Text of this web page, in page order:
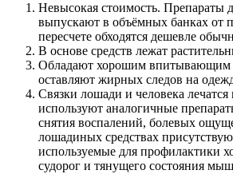
Невысокая стоимость. Препараты
выпускают в объёмных банках от
пересчете обходятся дешевле
В основе средств лежат
Обладают хорошим впитывающим
оставляют жирных следов на
Связки лошади и человека лечатся
используют аналогичные
снятия воспалений, болевых
лошадиных средствах
используемые для профилактики
судорог и тянущего состояния